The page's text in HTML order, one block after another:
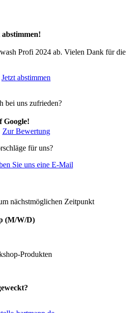
Profi 2024 ab. Vielen Dank für die
Jetzt abstimmen
bei uns zufrieden?
Google!
Zur Bewertung
für uns?
Sie uns eine E-Mail
nächstmöglichen Zeitpunkt
(M/W/D)
Produkten